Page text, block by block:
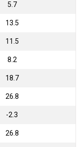
5.7
13.5
11.5
8.2
18.7
26.8
-2.3
26.8